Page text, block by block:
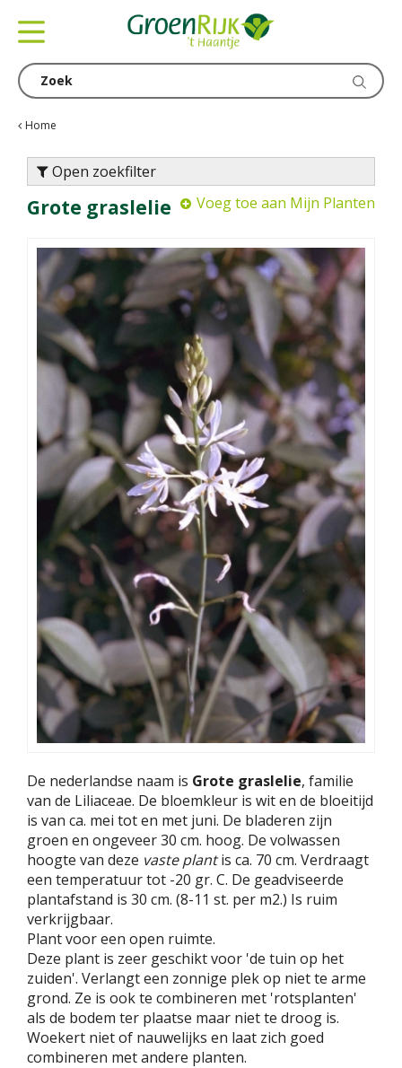
Home
Open zoekfilter
Grote graslelie Voeg toe aan Mijn Planten
De nederlandse naam is Grote graslelie, familie
van de Liliaceae. De bloemkleur is wit en de bloeitijd
is van ca. mei tot en met juni. De bladeren zijn
groen en ongeveer 30 cm. hoog. De volwassen
hoogte van deze vaste plantis ca. 70 cm. Verdraagt
een temperatuur tot -20 gr. C. De geadviseerde
plantafstand is 30 cm. (8-11 st. per m2.) Is ruim
verkrijgbaar.
Plant voor een open ruimte.
Deze plant is zeer geschikt voor 'de tuin op het
zuiden'. Verlangt een zonnige plek op niet te arme
grond. Ze is ook te combineren met 'rotsplanten'
als de bodem ter plaatse maar niet te droog is.
Woekert niet of nauwelijks en laat zich goed
combineren met andere planten.